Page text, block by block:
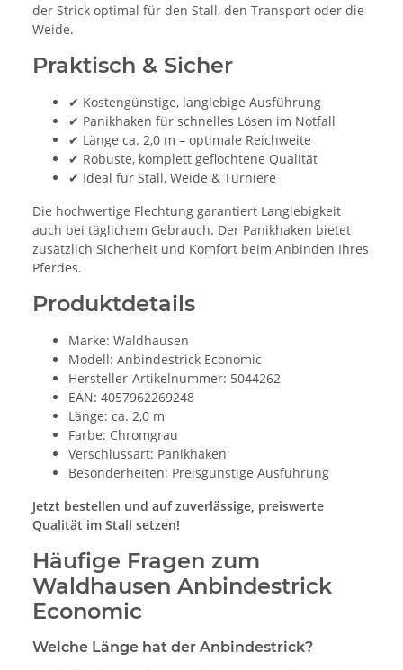
der Strick optimal für den Stall, den Transport oder die
Weide.
Praktisch & Sicher
✔ Kostengünstige, langlebige Ausführung
✔ Panikhaken für schnelles Lösen im Notfall
✔ Länge ca. 2,0 m – optimale Reichweite
✔ Robuste, komplett geflochtene Qualität
✔ Ideal für Stall, Weide & Turniere
Die hochwertige Flechtung garantiert Langlebigkeit
auch bei täglichem Gebrauch. Der Panikhaken bietet
zusätzlich Sicherheit und Komfort beim Anbinden Ihres
Pferdes.
Produktdetails
Marke: Waldhausen
Modell: Anbindestrick Economic
Hersteller-Artikelnummer: 5044262
EAN: 4057962269248
Länge: ca. 2,0 m
Farbe: Chromgrau
Verschlussart: Panikhaken
Besonderheiten: Preisgünstige Ausführung
Jetzt bestellen und auf zuverlässige, preiswerte
Qualität im Stall setzen!
Häufige Fragen zum
Waldhausen Anbindestrick
Economic
Welche Länge hat der Anbindestrick?